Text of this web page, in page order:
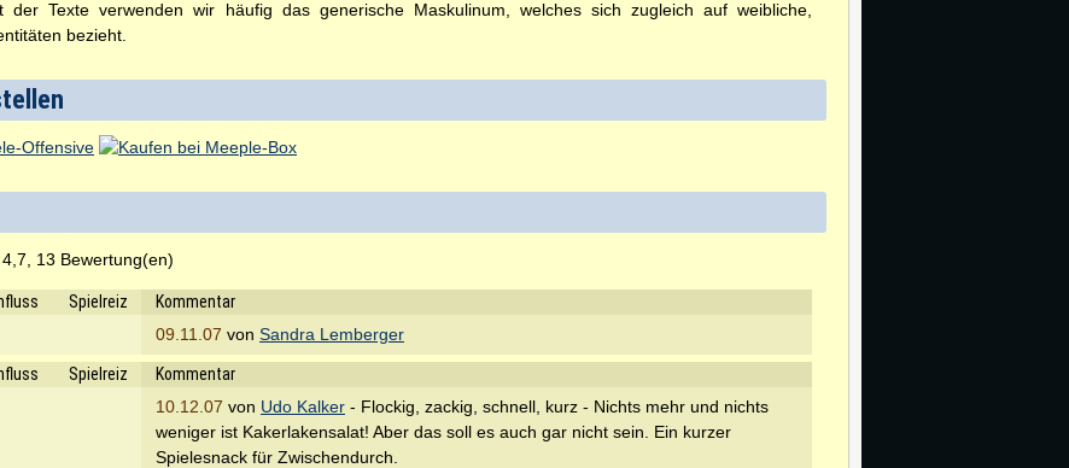
der Texte verwenden wir häufig das generische Maskulinum, welches sich zugleich auf weibliche,
bezieht.
4,7, 13 Bewertung(en)
Spielreiz
Kommentar
09.11.07 von Sandra Lemberger
Spielreiz
Kommentar
10.12.07 von Udo Kalker - Flockig, zackig, schnell, kurz - Nichts mehr und nichts
weniger ist Kakerlakensalat! Aber das soll es auch gar nicht sein. Ein kurzer
Spielesnack für Zwischendurch.